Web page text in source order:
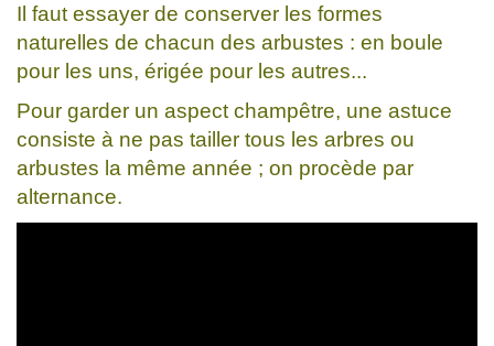
Il faut essayer de conserver les formes
naturelles de chacun des arbustes : en boule
pour les uns, érigée pour les autres...
Pour garder un aspect champêtre, une astuce
consiste à ne pas tailler tous les arbres ou
arbustes la même année ; on procède par
alternance.